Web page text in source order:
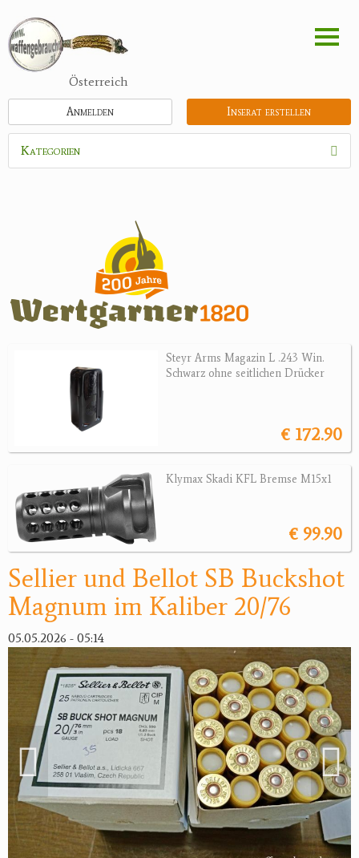
zum
Inhalt
Österreich
Inserat erstellen
Anmelden
Kategorien
Schrotmunition
Büchsenpatronen
Faustfeuerwaffen
Randfeuerwaffen
Sonstige Munition
Bogensport
Jagdangebote
Jagdreviere
Bücher, Videos
Antikes
Geschenke
Reviereinrichtungen
Steyr Arms Magazin L .243 Win.
Schwarz ohne seitlichen Drücker
€ 172.90
Klymax Skadi KFL Bremse M15x1
€ 99.90
Sellier und Bellot SB Buckshot
Magnum im Kaliber 20/76
05.05.2026 - 05:14